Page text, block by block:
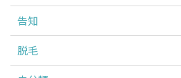
告知
脱毛